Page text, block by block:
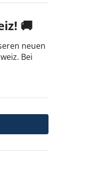
🚚
neuen
Bei